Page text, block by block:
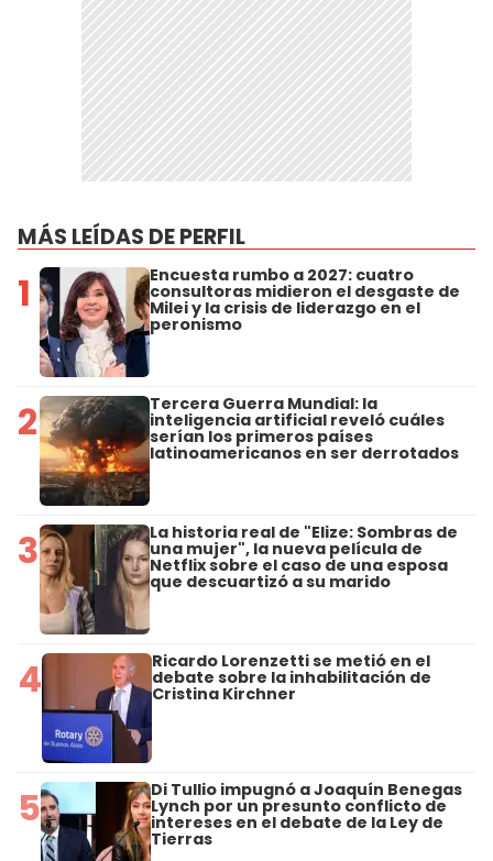
MÁS LEÍDAS DE PERFIL
1 Encuesta rumbo a 2027: cuatro
consultoras midieron el desgaste de
Milei y la crisis de liderazgo en el
peronismo
2 Tercera Guerra Mundial: la
inteligencia artificial reveló cuáles
serían los primeros países
latinoamericanos en ser derrotados
3 La historia real de "Elize: Sombras de
una mujer", la nueva película de
Netflix sobre el caso de una esposa
que descuartizó a su marido
4 Ricardo Lorenzetti se metió en el
debate sobre la inhabilitación de
Cristina Kirchner
5 Di Tullio impugnó a Joaquín Benegas
Lynch por un presunto conflicto de
intereses en el debate de la Ley de
Tierras